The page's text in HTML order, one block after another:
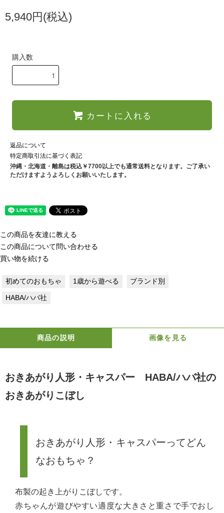
5,940円(税込)
購入数
カートに入れる
返品について
特定商取引法に基づく表記
沖縄・北海道・離島は税込￥7700以上でも通常送料となります。ご了承い
ただけますようよろしくお願いいたします。
この商品を友達に教える
この商品について問い合わせる
買い物を続ける
初めてのおもちゃ 1歳から遊べる ブランド別
HABA/ハバ社
商品の説明 画像を見る
おきあがり人形・キャスパー HABA/ハバ社の
おきあがりこぼし
おきあがり人形・キャスパーってどん
なおもちゃ？
布製の起き上がりこぼしです。
赤ちゃんが遊びやすい適度な大きさと重さで手でおし